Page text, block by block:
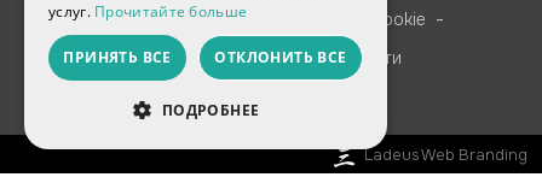
Политика использования файлов cookie -
Политика конфиденциальности
Ladeus Web Branding
услуг. Прочитайте больше
ПРИНЯТЬ ВСЕ ОТКЛОНИТЬ ВСЕ
ПОДРОБНЕЕ